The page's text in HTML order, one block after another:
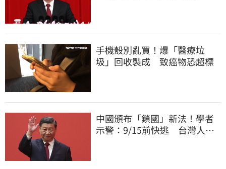
手機殼別亂買！爆「醫療垃
圾」回收製成 致癌物恐超標
中國頒布「鎖國」新法！學者
示警：9/15前快逃 台灣人也